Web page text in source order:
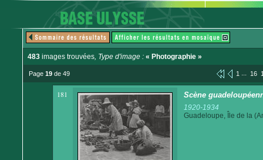
483 images trouvées, Type d'image : « Photographie »
Page 19 de 49 1 ... 16
181 Scène
1920-1934
Guadeloupe, Île de la